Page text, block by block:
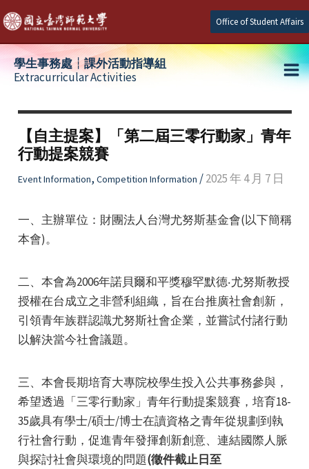
Skip
to
content
Office of Student Affairs
學生事務處┆課外活動指導組
Extracurricular Activities
【自主提案】「第二屆三零行動家」青年
行動提案競賽
Event Information, Competition Information /2025 年 4 月 7 日
一、主辦單位：財團法人台灣尤努斯基金會(以下簡稱
本會)。
二、本會為2006年諾貝爾和平獎穆罕默德‧尤努斯教授
授權在台成立之非營利組織，旨在台推廣社會創新，
引領青年族群認識尤努斯社會企業，並嘗試付諸行動
以解決當今社會議題。
三、本會長期培育大專院校學生投入公共事務參與，
希望透過「三零行動家」青年行動提案競賽，培育18-
35歲具有學士/碩士/博士在讀資格之青年從規劃到執
行社會行動，促進青年發揮創新創意、連結國際人脈
與探討社會與環境的問題(徵件截止日至